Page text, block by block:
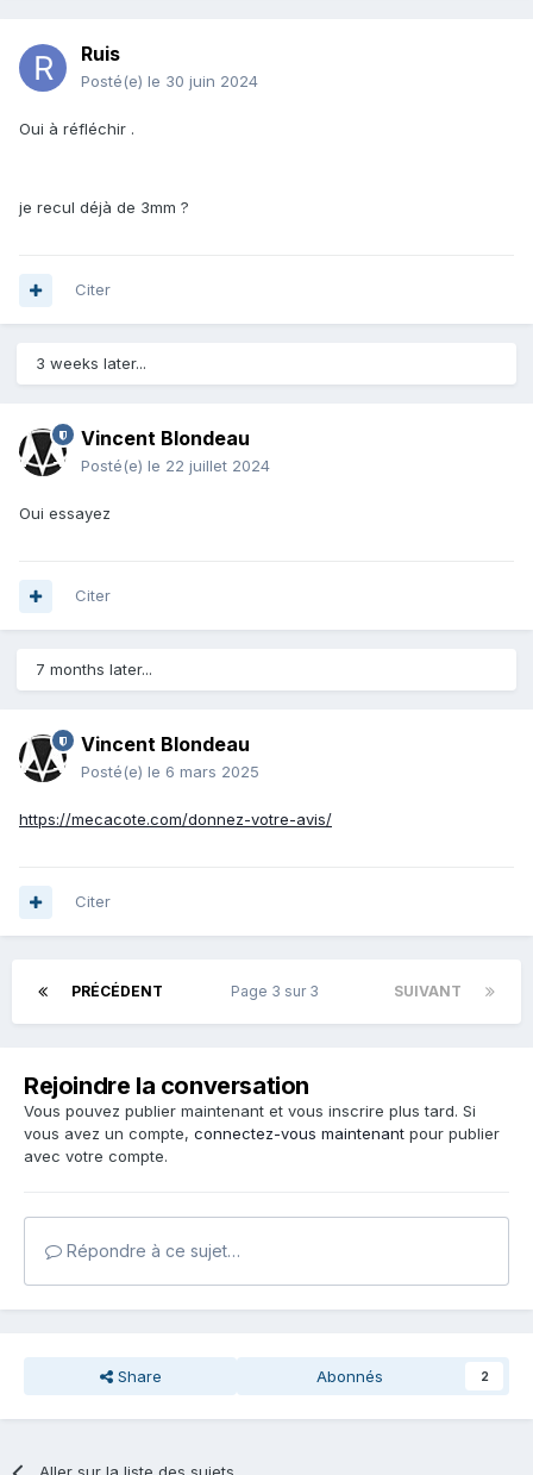
Ruis
Posté(e) le 30 juin 2024
Oui à réfléchir .
je recul déjà de 3mm ?
Citer
3 weeks later...
Vincent Blondeau
Posté(e) le 22 juillet 2024
Oui essayez
Citer
7 months later...
Vincent Blondeau
Posté(e) le 6 mars 2025
https://mecacote.com/donnez-votre-avis/
Citer
PRÉCÉDENT SUIVANT
Page 3 sur 3
Rejoindre la conversation
Vous pouvez publier maintenant et vous inscrire plus tard. Si
vous avez un compte, connectez-vous maintenant pour publier
avec votre compte.
Répondre à ce sujet…
Share Abonnés 2